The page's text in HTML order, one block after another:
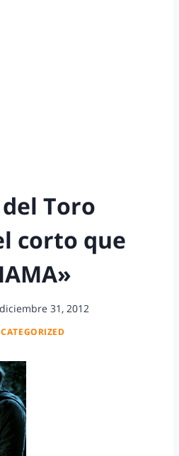
Toro
corto que
diciembre 31, 2012